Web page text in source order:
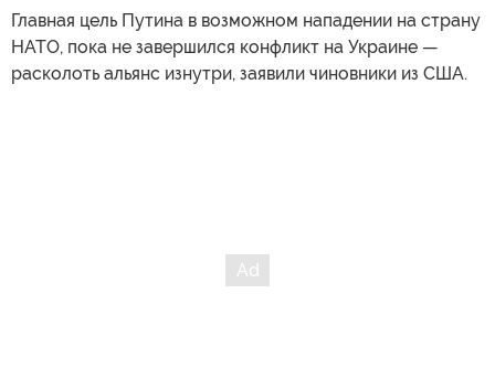
Главная цель Путина в возможном нападении на страну
НАТО, пока не завершился конфликт на Украине —
расколоть альянс изнутри, заявили чиновники из США.